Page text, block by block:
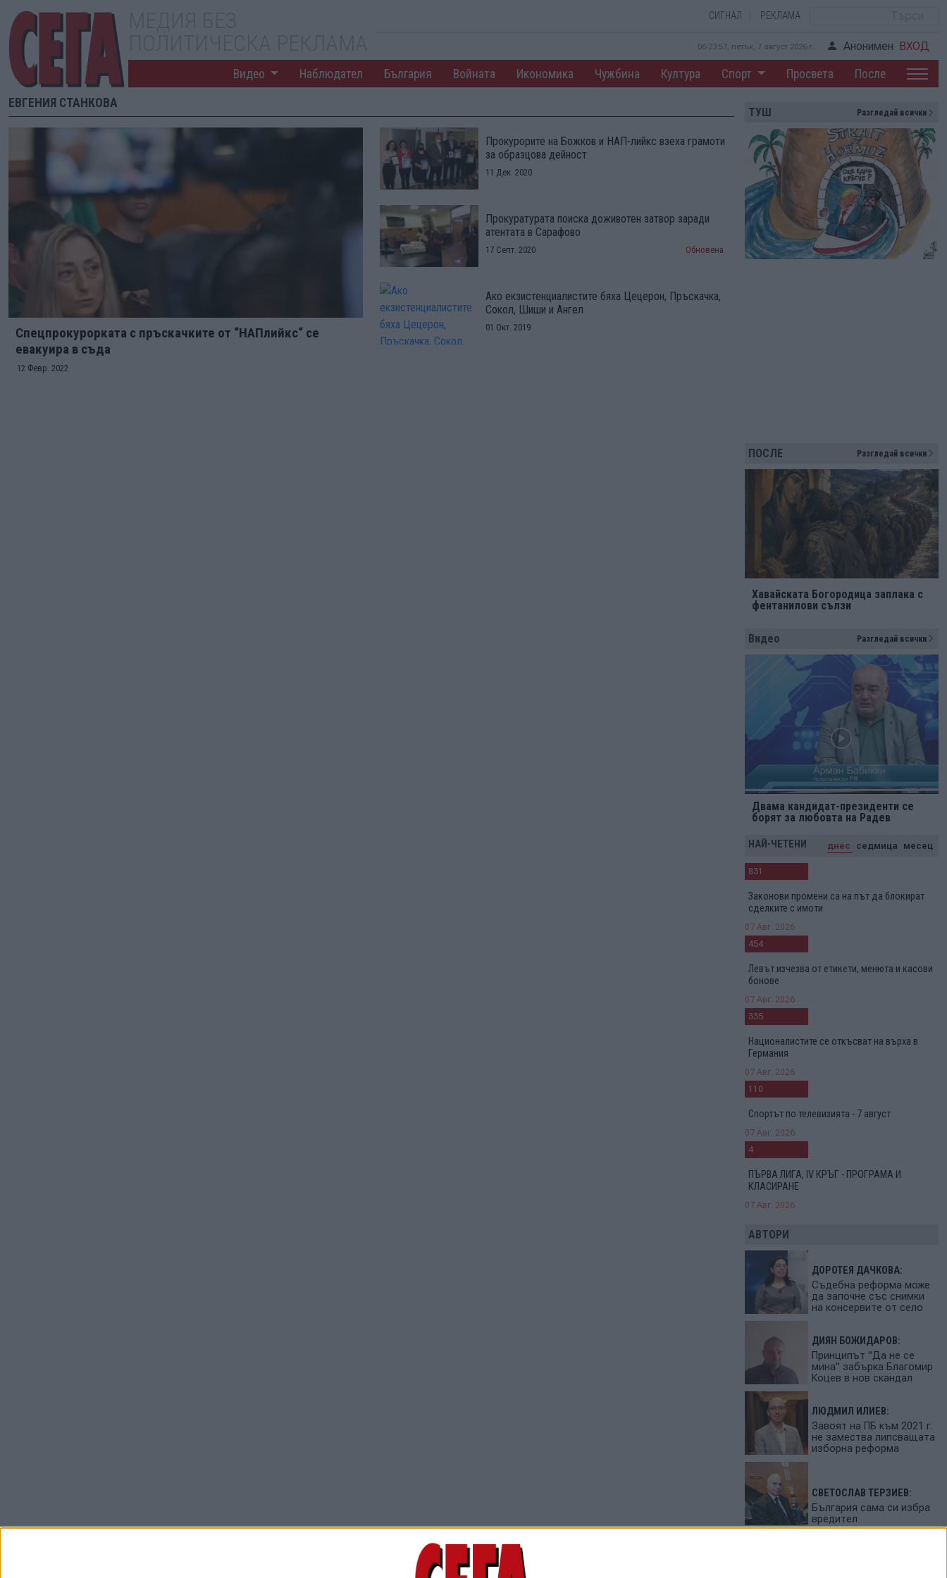
СИГНАЛ РЕКЛАМА
06:23:58, петък, 7 август 2026 г. Анонимен ВХОД
Видео Наблюдател България Войната Икономика Чужбина Култура Спорт Просвета После
ЕВГЕНИЯ СТАНКОВА
Спецпрокурорката с пръскачките от “НАПлийкс“ се
евакуира в съда
12 Февр. 2022
Прокурорите на Божков и НАП-лийкс взеха грамоти
за образцова дейност
11 Дек. 2020
Прокуратурата поиска доживотен затвор заради
атентата в Сарафово
17 Септ. 2020 Обновена
Ако екзистенциалистите бяха Цецерон, Пръскачка,
Сокол, Шиши и Ангел
01 Окт. 2019
ТУШ Разгледай всички
ПОСЛЕ Разгледай всички
Хавайската Богородица заплака с
фентанилови сълзи
Видео Разгледай всички
Двама кандидат-президенти се
борят за любовта на Радев
НАЙ-ЧЕТЕНИ днес седмица месец
831
Законови промени са на път да блокират
сделките с имоти
07 Авг. 2026
454
Левът изчезва от етикети, менюта и касови
бонове
07 Авг. 2026
335
Националистите се откъсват на върха в
Германия
07 Авг. 2026
110
Спортът по телевизията - 7 август
07 Авг. 2026
4
ПЪРВА ЛИГА, IV КРЪГ - ПРОГРАМА И
КЛАСИРАНЕ
07 Авг. 2026
АВТОРИ
ДОРОТЕЯ ДАЧКОВА:
Съдебна реформа може
да започне със снимки
на консервите от село
ДИЯН БОЖИДАРОВ:
Принципът "Да не се
мина" забърка Благомир
Коцев в нов скандал
ЛЮДМИЛ ИЛИЕВ:
Завоят на ПБ към 2021 г.
не замества липсващата
изборна реформа
СВЕТОСЛАВ ТЕРЗИЕВ:
България сама си избра
вредител